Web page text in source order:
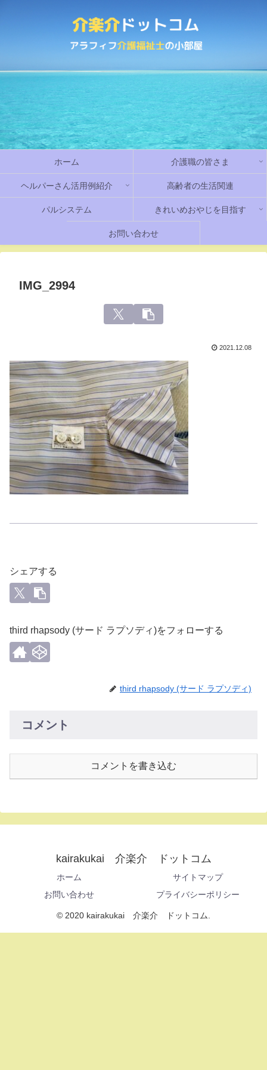
ホーム 介護職の皆さま
ヘルパーさん活用例紹介 高齢者の生活関連
パルシステム きれいめおやじを目指す
お問い合わせ
IMG_2994
2021.12.08
シェアする
third rhapsody (サード ラプソディ)をフォローする
third rhapsody (サード ラプソディ)
コメント
コメントを書き込む
kairakukai 介楽介 ドットコム
ホーム
サイトマップ
お問い合わせ
プライバシーポリシー
© 2020 kairakukai 介楽介 ドットコム.